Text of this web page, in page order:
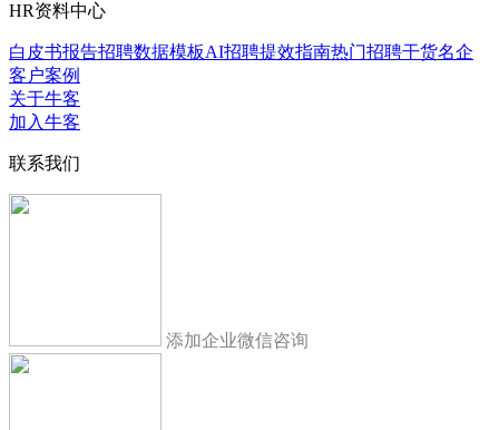
HR资料中心
白皮书报告招聘数据模板AI招聘提效指南热门招聘干货名企
客户案例
关于牛客
加入牛客
联系我们
添加企业微信咨询